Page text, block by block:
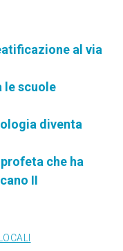
al via
le scuole
diventa
che ha
II